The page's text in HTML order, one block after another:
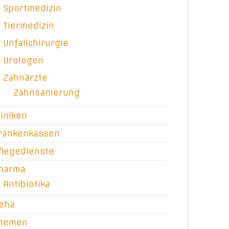
Sportmedizin
Tiermedizin
Unfallchirurgie
Urologen
Zahnärzte
Zahnsanierung
Antibiotika